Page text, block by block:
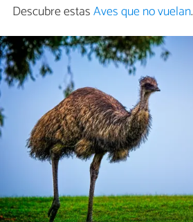
Descubre estasAves que no vuelan.